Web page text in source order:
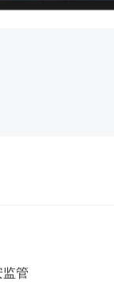
监管